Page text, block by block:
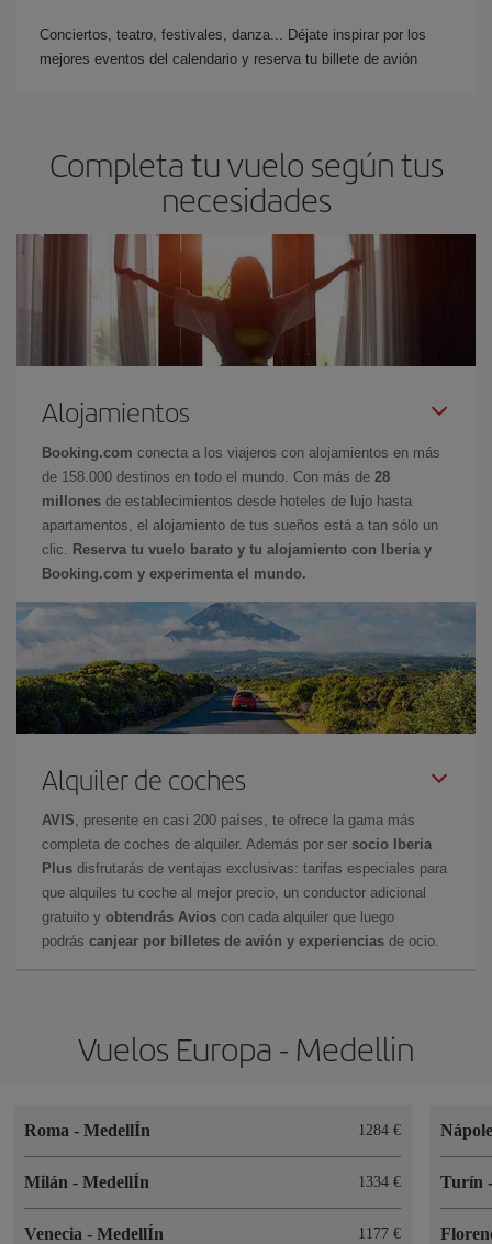
Conciertos, teatro, festivales, danza... Déjate inspirar por los
mejores eventos del calendario y reserva tu billete de avión
Completa tu vuelo según tus
necesidades
Alojamientos
Booking.com conecta a los viajeros con alojamientos en más
de 158.000 destinos en todo el mundo. Con más de 28
millones de establecimientos desde hoteles de lujo hasta
apartamentos, el alojamiento de tus sueños está a tan sólo un
clic.
Reserva tu vuelo barato y tu alojamiento con Iberia y
Booking.com y experimenta el mundo.
Alquiler de coches
AVIS , presente en casi 200 países, te ofrece la gama más
completa de coches de alquiler. Además por ser socio Iberia
Plus disfrutarás de ventajas exclusivas: tarifas especiales para
que alquiles tu coche al mejor precio, un conductor adicional
gratuito y obtendrás Avios con cada alquiler que luego
podrás canjear por billetes de avión y experiencias de ocio.
Vuelos Europa - Medellin
Roma - MedellÍn 1284
Milán - MedellÍn 1334
Venecia - MedellÍn 1177
Turín